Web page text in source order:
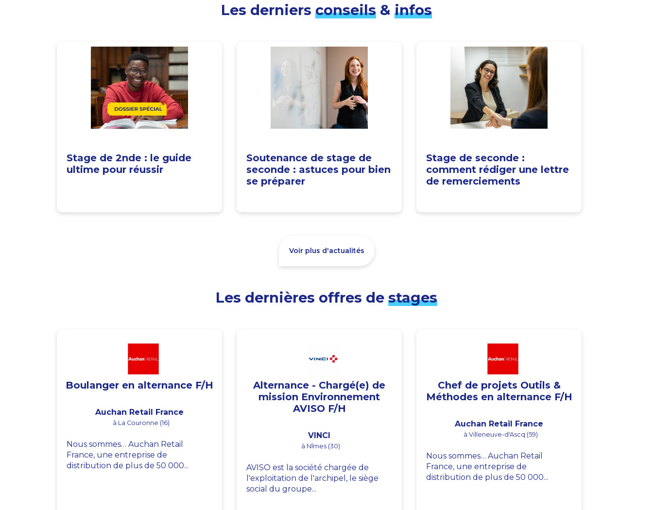
Les derniers conseils & infos
Stage de 2nde : le guide
ultime pour réussir
Soutenance de stage de
seconde : astuces pour bien
se préparer
Stage de seconde :
comment rédiger une lettre
de remerciements
Voir plus d'actualités
Les dernières offres de stages
Boulanger en alternance F/H
Auchan Retail France
à La Couronne (16)
Nous sommes… Auchan Retail
France, une entreprise de
distribution de plus de 50 000...
Alternance - Chargé(e) de
mission Environnement
AVISO F/H
VINCI
à Nîmes (30)
AVISO est la société chargée de
l'exploitation de l'archipel, le siège
social du groupe...
Chef de projets Outils &
Méthodes en alternance F/H
Auchan Retail France
à Villeneuve-d'Ascq (59)
Nous sommes… Auchan Retail
France, une entreprise de
distribution de plus de 50 000...